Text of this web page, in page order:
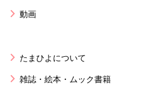
動画
たまひよについて
雑誌・絵本・ムック書籍